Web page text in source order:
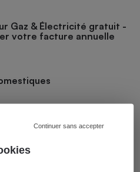
Continuer sans accepter
Gaz & Électricité gratuit -
votre facture annuelle
vont repartir à la hausse au